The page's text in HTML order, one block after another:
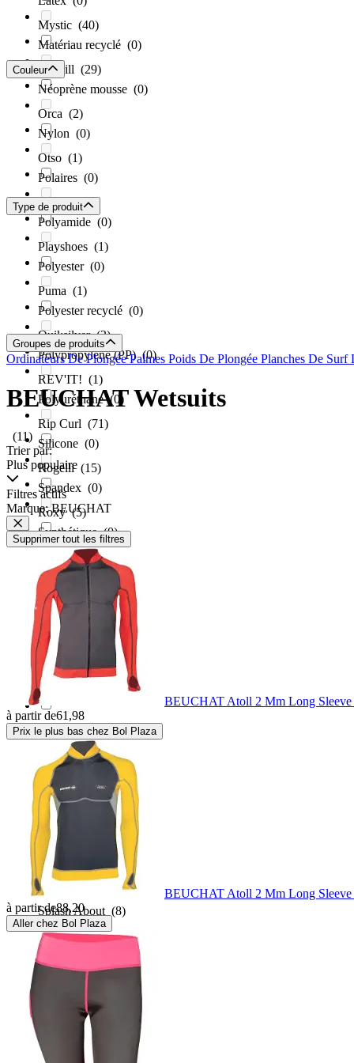
Mystic (40)
O'Neill (29)
Orca (2)
Otso (1)
Picasso(2)
Playshoes (1)
Puma (1)
Quiksilver(2)
REV'IT! (1)
Rip Curl (71)
Rogelli (15)
Roxy(5)
Sailfish(6)
Salvimar (1)
Santini
SCUBAPRO (11)
Seac(15)
Seac Sub
Spetton
Spiuk
Splash About (8)
Sportful
(2)
Trespass (10)
Matériau recyclé (0)
Néoprène mousse (0)
Nylon (0)
Polaires (0)
Polyamide (0)
Polyester (0)
Polyester recyclé (0)
Polypropylene (PP)(0)
Polyuréthane(0)
Silicone (0)
Spandex (0)
Synthétique(0)
Textile (0)
Couleur
Type de produit
Groupes de produits
Ordinateurs De PlongéePalmes Poids De Plongée Planches De Surf
BEUCHAT Wetsuits
(11)
Trier par:
Plus populaire
Filtres actifs
Marque: BEUCHAT
Supprimer tout les filtres
BEUCHAT Atoll 2 Mm Long
à partir de61,98
Prix le plus bas chez Bol Plaza
BEUCHAT Atoll 2 Mm Long Sleeve
à partir de88,20
Aller chez Bol Plaza